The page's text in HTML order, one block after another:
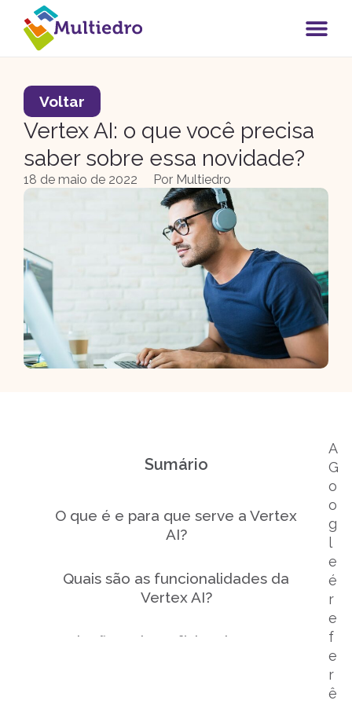
Voltar
Vertex AI: o que você precisa
saber sobre essa novidade?
18 de maio de 2022 Por Multiedro
A
G
o
o
g
l
e
é
r
e
f
e
r
ê
Sumário
O que é e para que serve a Vertex
AI?
Quais são as funcionalidades da
Vertex AI?
Quais são os benefícios da Vertex AI